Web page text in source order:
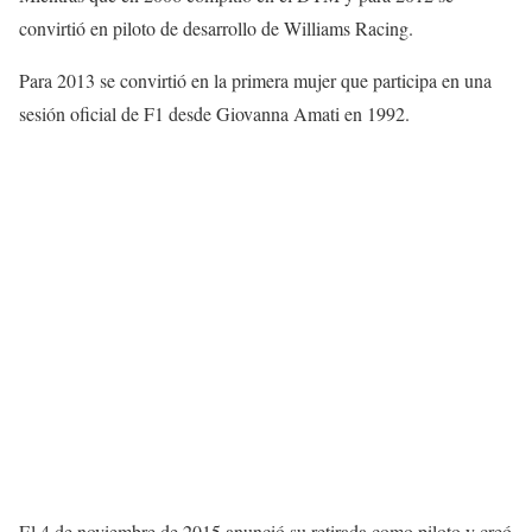
convirtió en piloto de desarrollo de Williams Racing.​
Para 2013 se convirtió en la primera mujer que participa en una
sesión oficial de F1 desde Giovanna Amati en 1992.​